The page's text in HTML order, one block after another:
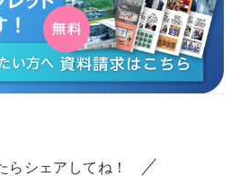
らシェアしてね！